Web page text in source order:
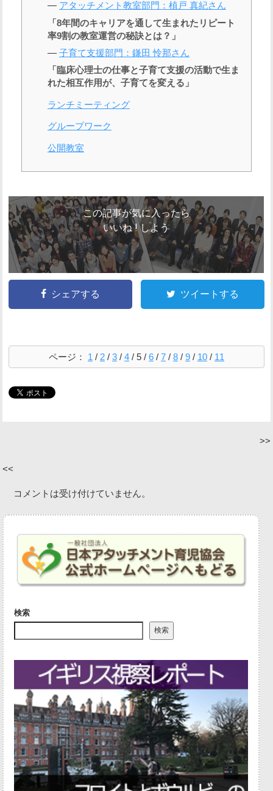
― アタッチメント教室部門：植戸 真紀さん
「8年間のキャリアを通して生まれたリピート
率9割の教室運営の秘訣とは？」
― 子育て支援部門：鎌田 怜那さん
「臨床心理士の仕事と子育て支援の活動で生ま
れた相互作用が、子育てを変える」
ランチミーティング
グループワーク
公開教室
この記事が気に入ったら
いいね ! しよう
シェアする ツイートする
ページ： 1/ 2/ 3/ 4/ 5/ 6/ 7/ 8/ 9/ 10/ 11
コメントは受け付けていません。
検索
検索